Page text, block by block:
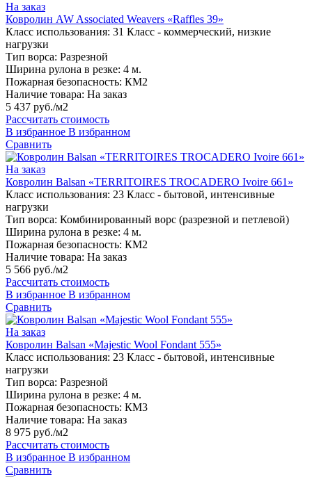
На заказ
Ковролин AW Associated Weavers «Raffles 39»
Класс использования: 31 Класс - коммерческий, низкие
нагрузки
Тип ворса: Разрезной
Ширина рулона в резке: 4 м.
Пожарная безопасность: КМ2
Наличие товара: На заказ
5 437 руб./м2
Рассчитать стоимость
В избранное В избранном
Сравнить
На заказ
Ковролин Balsan «TERRITOIRES TROCADERO Ivoire 661»
Класс использования: 23 Класс - бытовой, интенсивные
нагрузки
Тип ворса: Комбинированный ворс (разрезной и петлевой)
Ширина рулона в резке: 4 м.
Пожарная безопасность: КМ2
Наличие товара: На заказ
5 566 руб./м2
Рассчитать стоимость
В избранное В избранном
Сравнить
На заказ
Ковролин Balsan «Majestic Wool Fondant 555»
Класс использования: 23 Класс - бытовой, интенсивные
нагрузки
Тип ворса: Разрезной
Ширина рулона в резке: 4 м.
Пожарная безопасность: КМ3
Наличие товара: На заказ
8 975 руб./м2
Рассчитать стоимость
В избранное В избранном
Сравнить